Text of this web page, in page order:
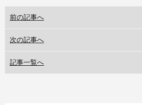
前の記事へ
次の記事へ
記事一覧へ